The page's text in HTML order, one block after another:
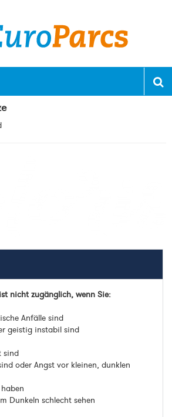
nicht zugänglich, wenn Sie:
Anfälle sind
geistig instabil sind
sind
oder Angst vor kleinen, dunklen
Dunkeln schlecht sehen